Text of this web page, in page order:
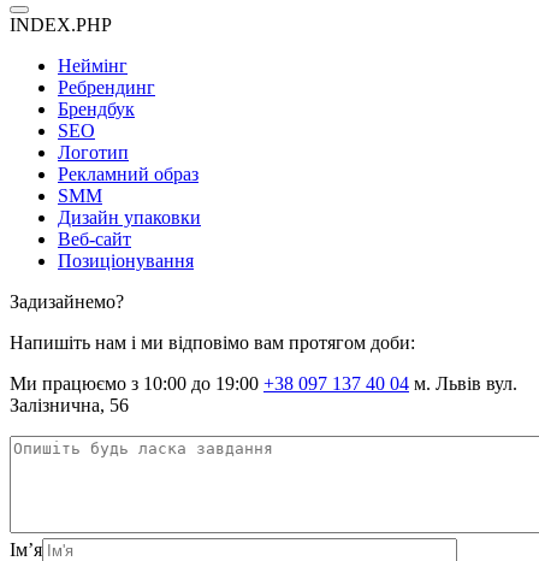
INDEX.PHP
Неймінг
Ребрендинг
Брендбук
SEO
Логотип
Рекламний образ
SMM
Дизайн упаковки
Веб-сайт
Позиціонування
Задизайнемо?
Напишіть нам і ми відповімо вам протягом доби:
Ми працюємо з 10:00 до 19:00 +38 097 137 40 04 м. Львів вул.
Залізнична, 56
Ім’я